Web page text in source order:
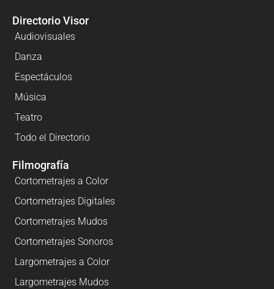
Directorio Visor
Audiovisuales
Danza
Espectáculos
Música
Teatro
Todo el Directorio
Filmografía
Cortometrajes a Color
Cortometrajes Digitales
Cortometrajes Mudos
Cortometrajes Sonoros
Largometrajes a Color
Largometrajes Mudos